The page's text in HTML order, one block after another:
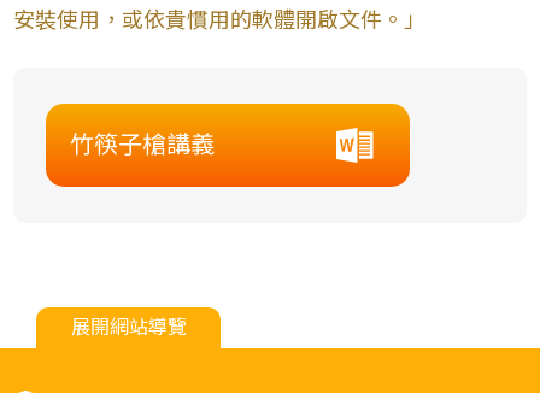
安裝使用，或依貴慣用的軟體開啟文件。」
竹筷子槍講義
展開網站導覽